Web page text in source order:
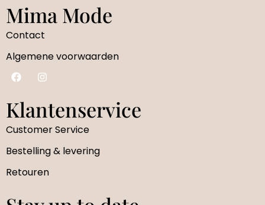
Mima Mode
Contact
Algemene voorwaarden
Klantenservice
Customer Service
Bestelling & levering
Retouren